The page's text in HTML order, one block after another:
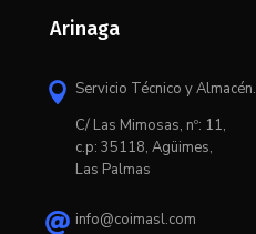
Arinaga
 Servicio Técnico y Almacén.
C/ Las Mimosas, nº: 11,
c.p: 35118, Agüimes,
Las Palmas
 info@coimasl.com